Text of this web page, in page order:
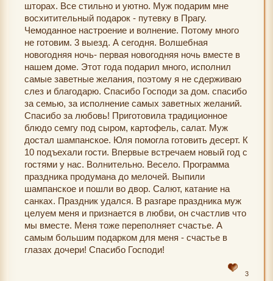
шторах. Все стильно и уютно. Муж подарим мне
восхитительный подарок - путевку в Прагу.
Чемоданное настроение и волнение. Потому много
не готовим. 3 выезд. А сегодня. Волшебная
новогодняя ночь- первая новогодняя ночь вместе в
нашем доме. Этот года подарил много, исполнил
самые заветные желания, поэтому я не сдерживаю
слез и благодарю. Спасибо Господи за дом. спасибо
за семью, за исполнение самых заветных желаний.
Спасибо за любовь! Приготовила традиционное
блюдо семгу под сыром, картофель, салат. Муж
достал шампанское. Юля помогла готовить десерт. К
10 подъехали гости. Впервые встречаем новый год с
гостями у нас. Волнительно. Весело. Программа
праздника продумана до мелочей. Выпили
шампанское и пошли во двор. Салют, катание на
санках. Праздник удался. В разгаре праздника муж
целуем меня и признается в любви, он счастлив что
мы вместе. Меня тоже переполняет счастье. А
самым большим подарком для меня - счастье в
глазах дочери! Спасибо Господи!
3